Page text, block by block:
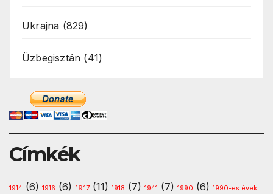
Ukrajna (829)
Üzbegisztán (41)
Címkék
1914 (6) 1916 (6) 1917 (11) 1918 (7) 1941 (7) 1990 (6) 1990-es évek